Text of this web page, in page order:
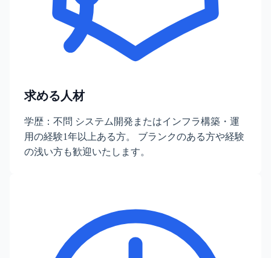
求める人材
学歴：不問 システム開発またはインフラ構築・運
用の経験1年以上ある方。 ブランクのある方や経験
の浅い方も歓迎いたします。